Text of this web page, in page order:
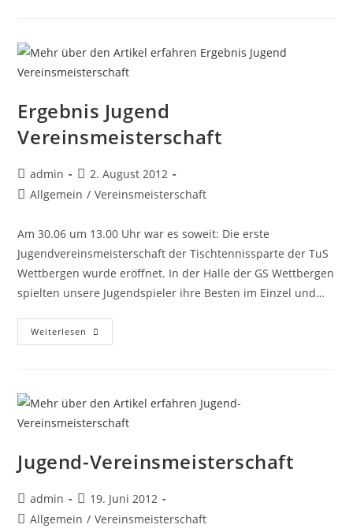
Ergebnis Jugend
Vereinsmeisterschaft
Beitrags-
Autor:
admin
Beitrag
veröffentlicht:
2. August 2012
Beitrags-
Allgemein / Vereinsmeisterschaft
Am 30.06 um 13.00 Uhr war es soweit: Die erste
Jugendvereinsmeisterschaft der Tischtennissparte der TuS
Wettbergen wurde eröffnet. In der Halle der GS Wettbergen
spielten unsere Jugendspieler ihre Besten im Einzel und…
Weiterlesen Ergebnis
Jugend
Jugend-Vereinsmeisterschaft
Beitrags-
Autor:
admin
Beitrag
veröffentlicht:
19. Juni 2012
Beitrags-
Allgemein / Vereinsmeisterschaft